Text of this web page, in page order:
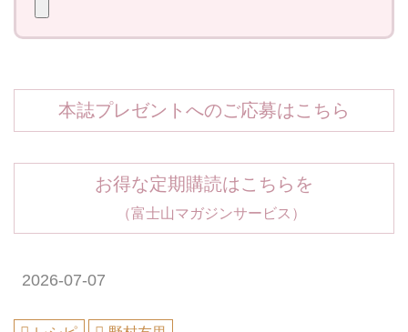
本誌プレゼントへのご応募はこちら
お得な定期購読はこちらを
（富士山マガジンサービス）
2026-07-07